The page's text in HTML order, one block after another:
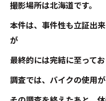
撮影場所は北海道です。
本件は、事件性も立証出
が
最終的には完結に至ってお
調査では、バイクの使用が